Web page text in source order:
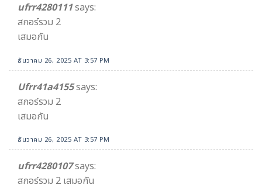
ufrr4280111says:
สกอร์รวม 2
เสมอกัน
ธันวาคม 26, 2025 AT 3:57 PM
Ufrr41a4155says:
สกอร์รวม 2
เสมอกัน
ธันวาคม 26, 2025 AT 3:57 PM
ufrr4280107says:
สกอร์รวม 2 เสมอกัน